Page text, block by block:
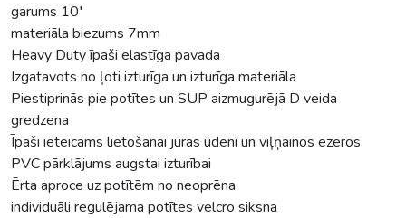
garums 10′
materiāla biezums 7mm
Heavy Duty īpaši elastīga pavada
Izgatavots no ļoti izturīga un izturīga materiāla
Piestiprinās pie potītes un SUP aizmugurējā D veida
gredzena
Īpaši ieteicams lietošanai jūras ūdenī un viļņainos ezeros
PVC pārklājums augstai izturībai
Ērta aproce uz potītēm no neoprēna
individuāli regulējama potītes velcro siksna